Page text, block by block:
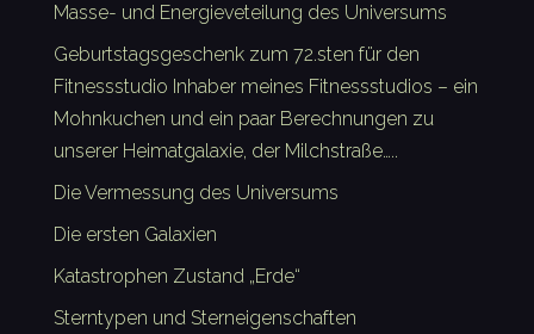
Masse- und Energieveteilung des Universums
Geburtstagsgeschenk zum 72.sten für den
Fitnessstudio Inhaber meines Fitnessstudios – ein
Mohnkuchen und ein paar Berechnungen zu
unserer Heimatgalaxie, der Milchstraße…..
Die Vermessung des Universums
Die ersten Galaxien
Katastrophen Zustand „Erde“
Sterntypen und Sterneigenschaften